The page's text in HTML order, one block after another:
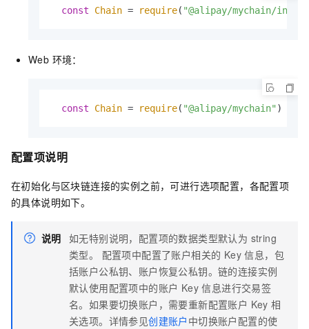
const Chain = require( "@alipay/mychain/
Web 环境：
const Chain = require( "@alipay/mychain" )
配置项说明
在初始化与区块链连接的实例之前，可进行选项配置，各配置项
的具体说明如下。
说明 如无特别说明，配置项的数据类型默认为 string
类型。 配置项中配置了账户相关的 Key 信息，包
括账户公私钥、账户恢复公私钥。链的连接实例
默认使用配置项中的账户 Key 信息进行交易签
名。如果要切换账户，需要重新配置账户 Key 相
关选项。详情参见创建账户 中切换账户配置的使